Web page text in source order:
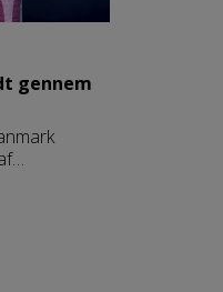
gennem